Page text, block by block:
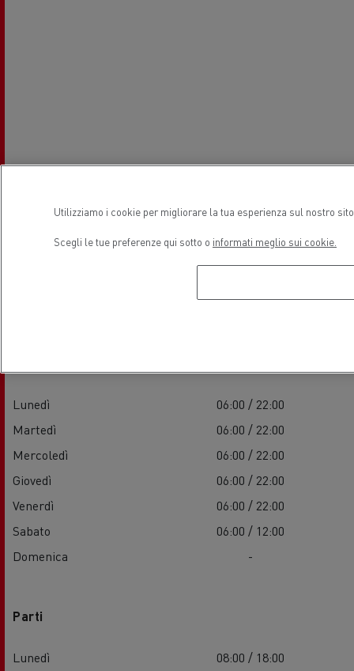
Lunedì
06:00 / 22:00
Martedì
06:00 / 22:00
Mercoledì
06:00 / 22:00
Giovedì
06:00 / 22:00
Venerdì
06:00 / 22:00
Sabato
06:00 / 12:00
Domenica
-
Parti
Lunedì
08:00 / 18:00
Utilizziamo i cookie per migliorare la tua esperienza sul nostro
Scegli le tue preferenze qui sotto o informati meglio sui cookie.